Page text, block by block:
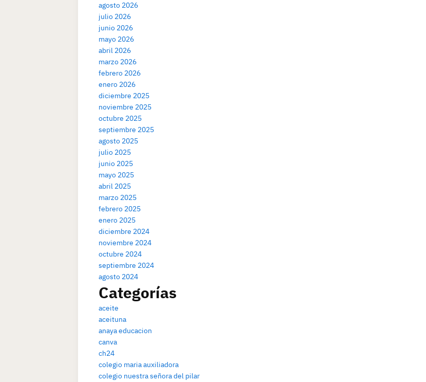
agosto 2026
julio 2026
junio 2026
mayo 2026
abril 2026
marzo 2026
febrero 2026
enero 2026
diciembre 2025
noviembre 2025
octubre 2025
septiembre 2025
agosto 2025
julio 2025
junio 2025
mayo 2025
abril 2025
marzo 2025
febrero 2025
enero 2025
diciembre 2024
noviembre 2024
octubre 2024
septiembre 2024
agosto 2024
Categorías
aceite
aceituna
anaya educacion
canva
ch24
colegio maria auxiliadora
colegio nuestra señora del pilar